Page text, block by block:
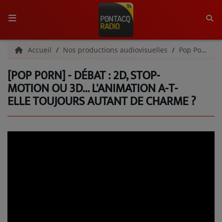
ACCUEIL
RADIO
QUI SOMMES-NOUS ?
L'ÉQUIPE
Accueil Nos productions audiovisuelles Pop Porn
[POP P0RN] - DÉBAT : 2D, STOP-
MOTION OU 3D... L'ANIMATION A-T-
ELLE TOUJOURS AUTANT DE CHARME ?